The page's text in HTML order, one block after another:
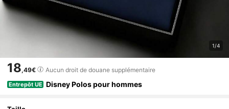
1/4
18,49€ Aucun droit de douane supplémentaire
Entrepôt UE Disney Polos pour hommes